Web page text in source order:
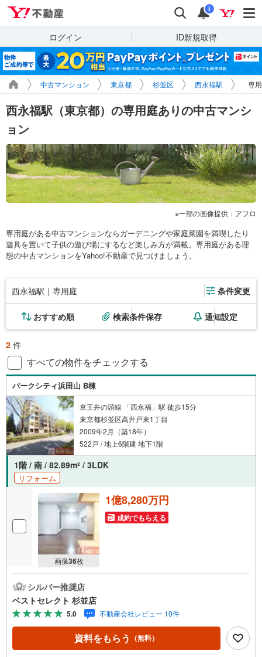
検索 通知
i
ログイン ID新規取得
中古マンション 東京都 杉並区 西永福駅 専
西永福駅（東京都）の専用庭ありの中古マンシ
ョン
一部の画像提供：アフロ
専用庭がある中古マンションならガーデニングや家庭菜園を満喫したり
遊具を置いて子供の遊び場にするなど楽しみ方が満載。専用庭がある理
想の中古マンションをYahoo!不動産で見つけましょう。
西永福駅｜専用庭 条件変更
おすすめ順 検索条件保存 通知設定
2 件
すべての物件をチェックする
パークシティ浜田山 B棟
京王井の頭線 「西永福」駅 徒歩15分
東京都杉並区高井戸東1丁目
2009年2月（築18年）
522戸 / 地上6階建 地下1階
1階 / 南 / 82.89m2 / 3LDK
リフォーム
画像36枚
1億8,280万円
成約でもらえる
シルバー推奨店
ベストセレクト 杉並店
5.0 不動産会社レビュー 10件
資料をもらう （無料）